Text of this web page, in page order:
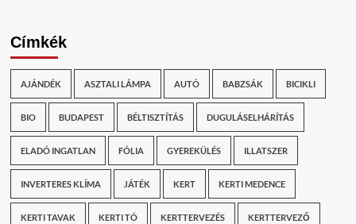
Címkék
AJÁNDÉK ASZTALI LÁMPA AUTÓ BABZSÁK BICIKLI
BIO BUDAPEST BÉLTISZTÍTÁS DUGULÁSELHÁRÍTÁS
ELADÓ INGATLAN FÓLIA GYEREKÜLÉS ILLATSZER
INVERTERES KLÍMA JÁTÉK KERT KERTI MEDENCE
KERTI TAVAK KERTI TÓ KERTTERVEZÉS KERTTERVEZŐ